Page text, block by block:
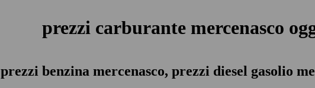
prezzi carburante mercenasco
prezzi benzina mercenasco, prezzi diesel gasolio